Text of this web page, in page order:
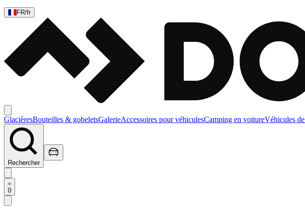
FR/fr
GlacièresBouteilles & gobeletsGalerieAccessoires pour véhiculesCamping en voitureVéhicules
Rechercher
0